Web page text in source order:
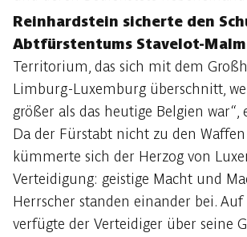
Reinhardstein sicherte den
Abtfürstentums Stavelot-
Territorium, das sich mit dem
Limburg-Luxemburg überschnitt,
größer als das heutige Belgien war“,
Da der Fürstabt nicht zu den
kümmerte sich der Herzog von
Verteidigung: geistige Macht und
Herrscher standen einander bei.
verfügte der Verteidiger über seine